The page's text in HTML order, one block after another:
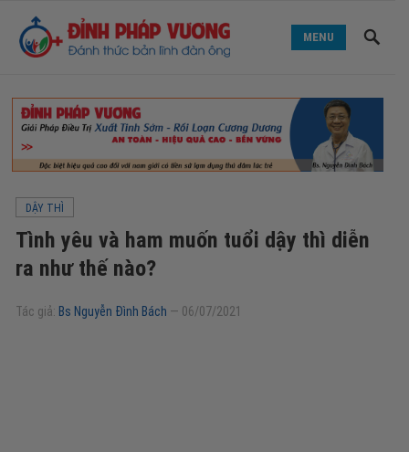
MENU
DẬY THÌ
Tình yêu và ham muốn tuổi dậy thì diễn
ra như thế nào?
Tác giả: Bs Nguyễn Đình Bách — 06/07/2021